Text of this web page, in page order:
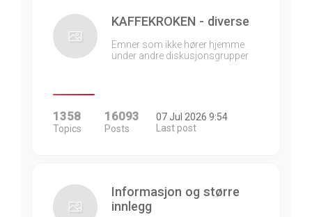
KAFFEKROKEN - diverse
Emner som ikke hører hjemme
under andre diskusjonsgrupper
1358
Topics
16093
Posts
07 Jul 2026 9:54
Last post
Informasjon og større
innlegg